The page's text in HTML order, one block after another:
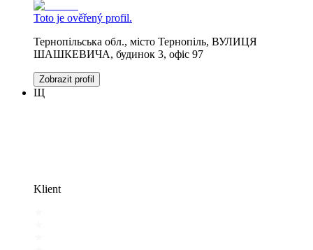
Toto je ověřený profil.
Тернопільська обл., місто Тернопіль, ВУЛИЦЯ
ШАШКЕВИЧА, будинок 3, офіс 97
Zobrazit profil
Щ
Klient